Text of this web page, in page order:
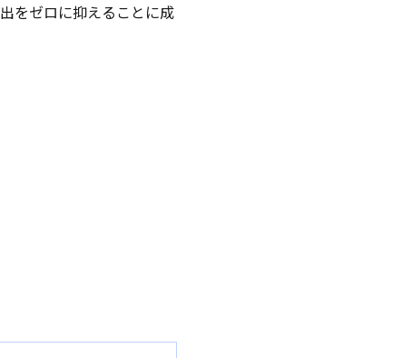
をゼロに抑えることに成